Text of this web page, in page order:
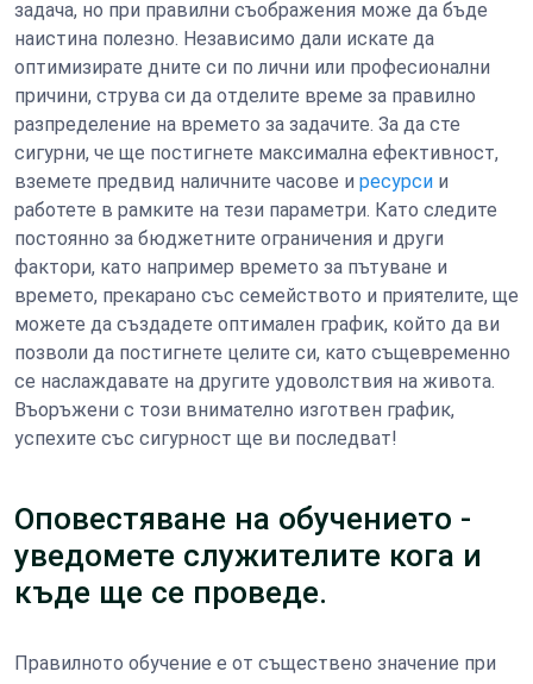
задача, но при правилни съображения може да бъде
наистина полезно. Независимо дали искате да
оптимизирате дните си по лични или професионални
причини, струва си да отделите време за правилно
разпределение на времето за задачите. За да сте
сигурни, че ще постигнете максимална ефективност,
вземете предвид наличните часове и ресурси и
работете в рамките на тези параметри. Като следите
постоянно за бюджетните ограничения и други
фактори, като например времето за пътуване и
времето, прекарано със семейството и приятелите, ще
можете да създадете оптимален график, който да ви
позволи да постигнете целите си, като същевременно
се наслаждавате на другите удоволствия на живота.
Въоръжени с този внимателно изготвен график,
успехите със сигурност ще ви последват!
Оповестяване на обучението -
уведомете служителите кога и
къде ще се проведе.
Правилното обучение е от съществено значение при